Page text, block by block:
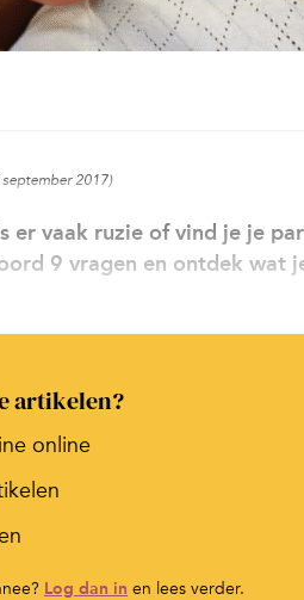
2017)
er vaak ruzie of vind je je
9 vragen en ontdek wat
artikelen?
online
Log dan in en lees verder.